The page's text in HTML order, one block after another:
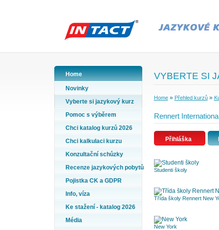
Home
Novinky
Vyberte si jazykový kurz
Pomoc s výběrem
Chci katalog kurzů 2026
Chci kalkulaci kurzu
Konzultační schůzky
Recenze jazykových pobytů
Pojistka CK a GDPR
Info, víza
Ke stažení - katalog 2026
Média
VYBERTE SI
Home» Přehled kurzů»
Rennert
Přihláška
Studenti školy
Třída školy Rennert New
New York